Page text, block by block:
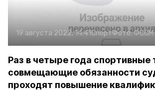
19 августа 2022, 14:41СпортФото:ФССМ
Раз в четыре года спортивные
совмещающие обязанности
проходят повышение